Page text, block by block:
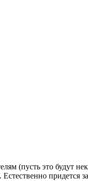
(пусть это будут
придется